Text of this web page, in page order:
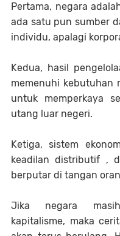
Pertama, negara
ada satu pun sumber
individu, apalagi
Kedua, hasil
memenuhi kebutuhan
untuk memperkaya
utang luar negeri.
Ketiga, sistem
keadilan distributif ,
berputar di tangan
Jika negara
kapitalisme, maka